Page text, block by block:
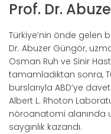
Prof. Dr.
Türkiye’nin önde gelen
Dr. Abuzer Güngör,
Osman Ruh ve Sinir
tamamladıktan sonra,
burslarıyla ABD’ye
Albert L. Rhoton
nöroanatomi alanında
saygınlık kazandı.